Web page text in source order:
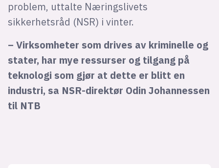
problem, uttalte Næringslivets
sikkerhetsråd (NSR) i vinter.
– Virksomheter som drives av kriminelle og
stater, har mye ressurser og tilgang på
teknologi som gjør at dette er blitt en
industri, sa NSR-direktør Odin Johannessen
til NTB